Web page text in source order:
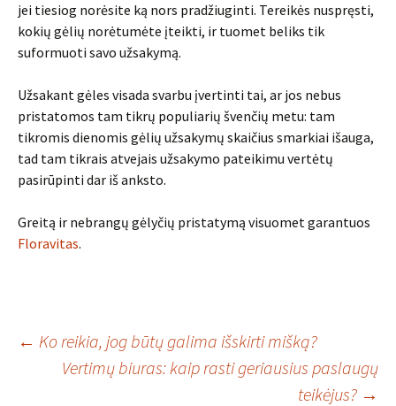
jei tiesiog norėsite ką nors pradžiuginti. Tereikės nuspręsti,
kokių gėlių norėtumėte įteikti, ir tuomet beliks tik
suformuoti savo užsakymą.
Užsakant gėles visada svarbu įvertinti tai, ar jos nebus
pristatomos tam tikrų populiarių švenčių metu: tam
tikromis dienomis gėlių užsakymų skaičius smarkiai išauga,
tad tam tikrais atvejais užsakymo pateikimu vertėtų
pasirūpinti dar iš anksto.
Greitą ir nebrangų gėlyčių pristatymą visuomet garantuos
Floravitas.
Įrašo
← Ko reikia, jog būtų galima išskirti mišką?
Vertimų biuras: kaip rasti geriausius paslaugų
teikėjus? →